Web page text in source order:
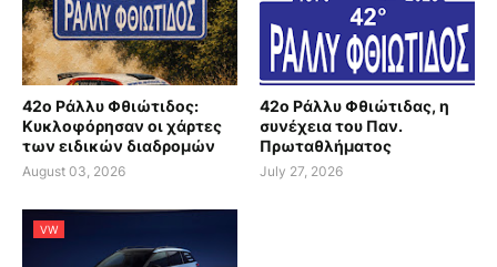
42ο Ράλλυ Φθιώτιδος:
Κυκλοφόρησαν οι χάρτες
των ειδικών διαδρομών
August 03, 2026
42ο Ράλλυ Φθιώτιδας, η
συνέχεια του Παν.
Πρωταθλήματος
July 27, 2026
VW